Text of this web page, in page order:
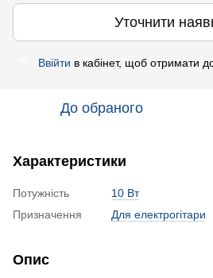
Уточнити
Ввійти в кабінет, щоб отримати
До обраного
Характеристики
Потужність
10 Вт
Призначення
Для електрогітари
Опис